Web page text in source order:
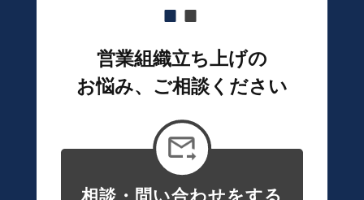
営業組織立ち上げの
お悩み、ご相談ください
相談・問い合わせをする